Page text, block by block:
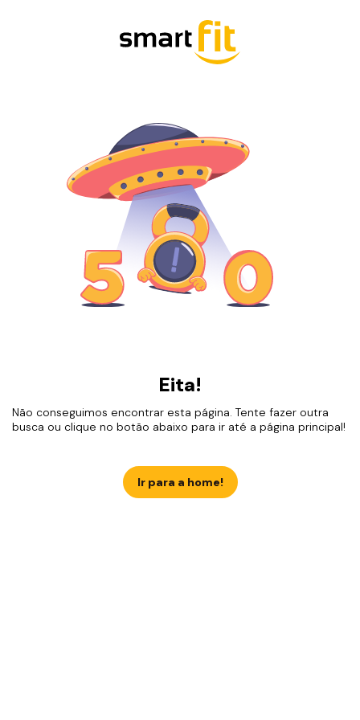
Eita!
Não conseguimos encontrar esta página. Tente fazer outra
busca ou clique no botão abaixo para ir até a página principal!
Ir para a home!